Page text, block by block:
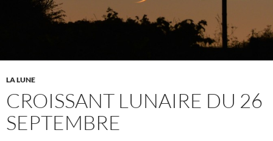
LA LUNE
CROISSANT LUNAIRE DU 26
SEPTEMBRE